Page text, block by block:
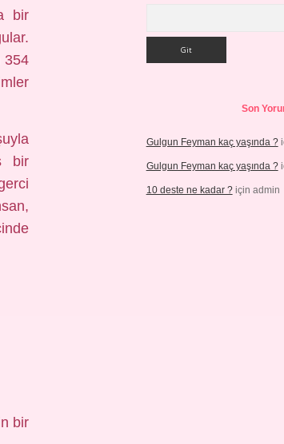
bir
354
bir
bir
Son
Gulgun Feyman kaç yaşında ?
Gulgun Feyman kaç yaşında ?
10 deste ne kadar ?için admin